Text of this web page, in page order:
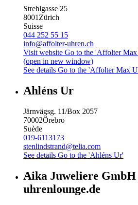
Strehlgasse 25
8001Zürich
Suisse
044 252 55 15
info@affolter-uhren.ch
Visit website Go to the 'Affolter
(open in new window)
See details Go to the 'Affolter Max
Ahléns Ur
Järnvägsg. 11/Box 2057
70002Örebro
Suède
019-6113173
stenlindstrand@telia.com
See details Go to the 'Ahléns Ur'
Aika Juweliere
uhrenlounge.de